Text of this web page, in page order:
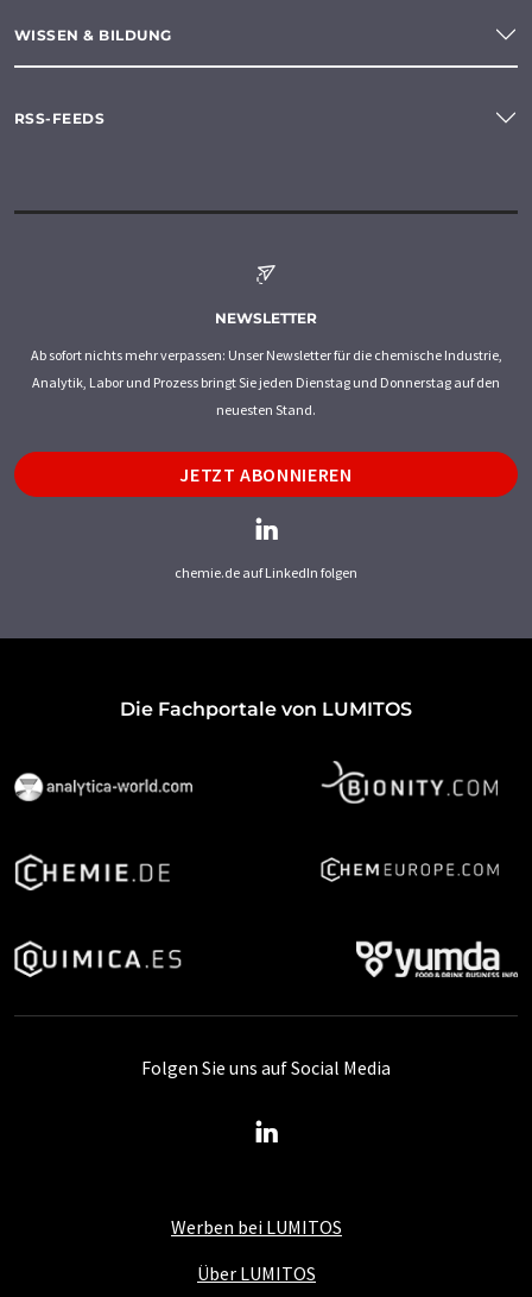
WISSEN & BILDUNG
RSS-FEEDS
NEWSLETTER
Ab sofort nichts mehr verpassen: Unser Newsletter für die chemische Industrie,
Analytik, Labor und Prozess bringt Sie jeden Dienstag und Donnerstag auf den
neuesten Stand.
JETZT ABONNIEREN
chemie.de auf LinkedIn folgen
Die Fachportale von LUMITOS
Werben bei LUMITOS
Über LUMITOS
Folgen Sie uns auf Social Media